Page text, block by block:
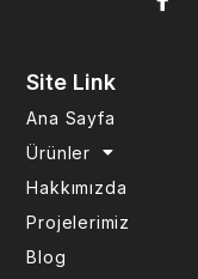
a
Site Link
Ana Sayfa
Ürünler
Hakkımızda
Projelerimiz
Blog